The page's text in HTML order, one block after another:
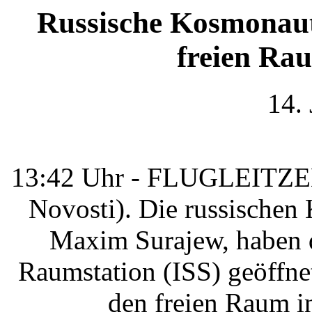
Russische
freien
14.
13:42 Uhr -
Novosti). Die russischen
Maxim Surajew,
Raumstation (ISS)
den freien Raum